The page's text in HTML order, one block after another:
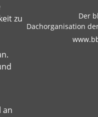
zu
an
Der
Dachorganisation